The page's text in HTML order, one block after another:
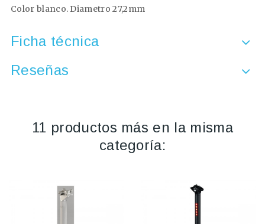
Color blanco. Diametro 27,2mm
Ficha técnica
Reseñas
11 productos más en la misma
categoría: